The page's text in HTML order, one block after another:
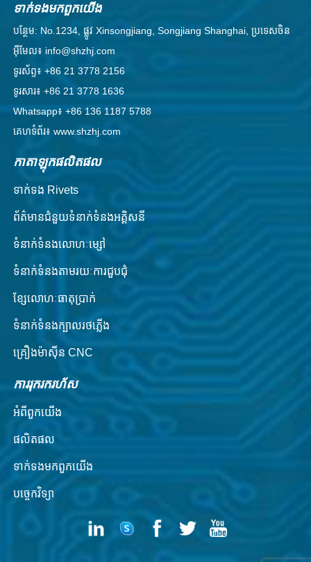
ទាក់ទង​មក​ពួក​យើង
បន្ថែម: No.1234, ផ្លូវ Xinsongjiang, Songjiang Shanghai, ប្រទេសចិន
អ៊ីមែល៖ info@shzhj.com
ទូរស័ព្ទ៖ +86 21 3778 2156
ទូរសារ៖ +86 21 3778 1636
Whatsapp៖ +86 136 1187 5788
គេហទំព័រ៖ www.shzhj.com
កាតាឡុកផលិតផល
ទាក់ទង Rivets
ព័ត៌មានជំនួយទំនាក់ទំនងអគ្គិសនី
ទំនាក់ទំនងលោហៈម្សៅ
ទំនាក់​ទំនង​តាម​រយៈ​ការ​ជួប​ជុំ
ខ្សែលោហៈធាតុប្រាក់
ទំនាក់ទំនងក្បាលរថភ្លើង
គ្រឿងម៉ាស៊ីន CNC
ការរុករករហ័ស
អំពី​ពួក​យើង
ផលិតផល
ទាក់ទង​មក​ពួក​យើង
បច្ចេកវិទ្យា